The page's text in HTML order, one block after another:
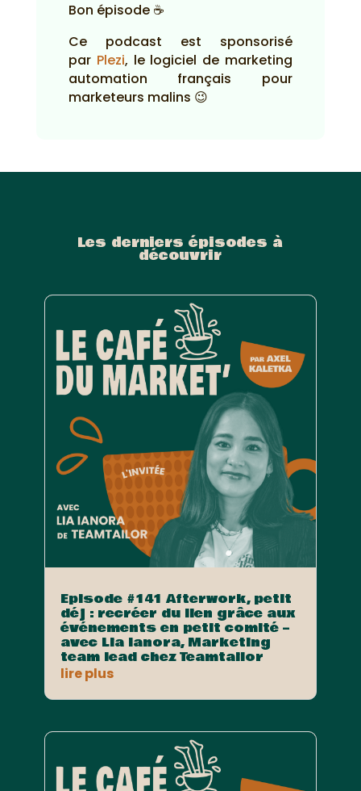
Bon épisode ☕
Ce podcast est sponsorisé
par Plezi, le logiciel de marketing
automation français pour
marketeurs malins 😉
Les derniers épisodes à
découvrir
Episode #141 Afterwork, petit
déj : recréer du lien grâce aux
événements en petit comité –
avec Lia Ianora, Marketing
team lead chez Teamtailor
lire plus